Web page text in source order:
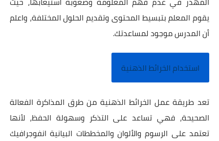
يقوم المعلم بتبسيط المحتوى وتقديم الحلول المختلفة، واعلم
أن المدرس موجود لمساعدتك.
استخدام الخرائط الذهنية
تعد طريقة عمل الخرائط الذهنية من طرق المذاكرة الفعالة
الصحيحة، فهي تساعد على التذكر وسهولة الحفظ، لأنها
تعتمد على الرسوم والألوان والمخططات البيانية انفوجرافيك